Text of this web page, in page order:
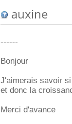
auxine
------
Bonjour
J'aimerais savoir
et donc la
Merci d'avance